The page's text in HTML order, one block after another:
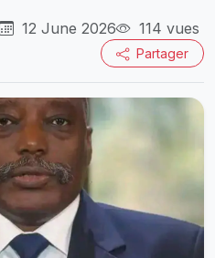
12 June 2026 114 vues
Partager